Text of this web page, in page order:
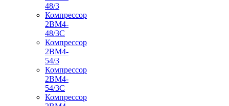
48/3
Компрессор
2ВМ4-
48/3С
Компрессор
2ВМ4-
54/3
Компрессор
2ВМ4-
54/3С
Компрессор